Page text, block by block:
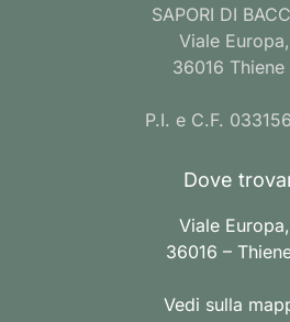
SAPORI DI
Viale
36016 Thiene
P.I. e C.F.
Dove
Viale
36016 –
Vedi sulla